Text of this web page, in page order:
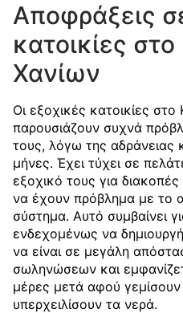
Αποφράξεις
κατοικίες
Χανίων
Οι εξοχικές κατοικίες στο
παρουσιάζουν συχνά
τους, λόγω της αδράνειας
μήνες. Έχει τύχει σε
εξοχικό τους για
να έχουν πρόβλημα με το
σύστημα. Αυτό συμβαίνει
ενδεχομένως να
να είναι σε μεγάλη
σωληνώσεων και
μέρες μετά αφού
υπερχειλίσουν τα νερά.